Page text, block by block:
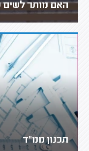
האם מותר לשים
תכנון ממ"ד